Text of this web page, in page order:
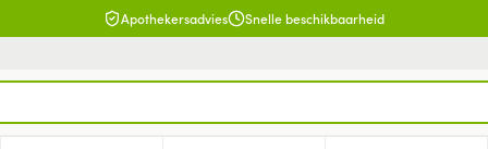
Apothekersadvies Snelle beschikbaarheid